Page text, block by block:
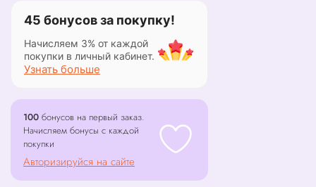
45 бонусов за покупку!
Начисляем 3% от каждой
покупки в личный кабинет.
Узнать больше
100 бонусов на первый заказ.
Начисляем бонусы с каждой
покупки
Авторизируйся на сайте